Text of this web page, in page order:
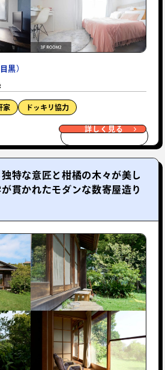
黒）
家 ドッキリ協力
詳しく見る
特な意匠と柑橘の木々が美し
貫かれたモダンな数寄屋造り